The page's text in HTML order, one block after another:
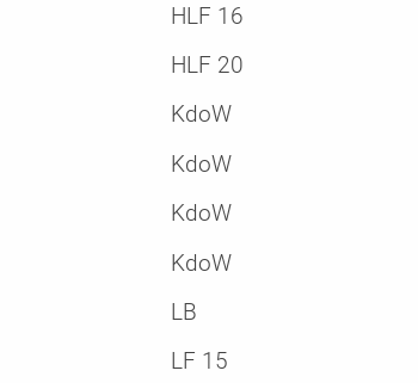
HLF 16
HLF 20
KdoW
KdoW
KdoW
KdoW
LB
LF 15